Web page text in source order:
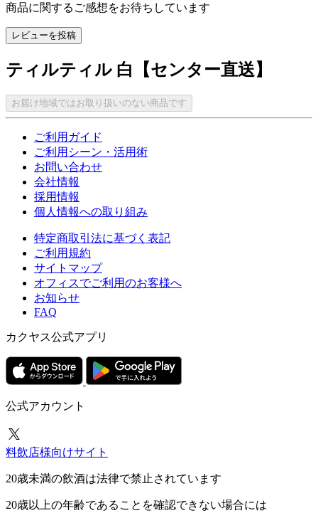
商品に関するご感想をお待ちしています
レビューを投稿
ティルティル 白【センター直送】
お届け地域ではお取り扱いのない商品です
ご利用ガイド
ご利用シーン・活用術
お問い合わせ
会社情報
採用情報
個人情報への取り組み
特定商取引法に基づく表記
ご利用規約
サイトマップ
オフィスでご利用のお客様へ
お知らせ
FAQ
カクヤス公式アプリ
公式アカウント
料飲店様向けサイト
20歳未満の飲酒は法律で禁止されています
20歳以上の年齢であることを確認できない場合には